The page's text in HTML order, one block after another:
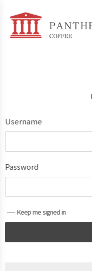
Username
Password
Keep me signed in